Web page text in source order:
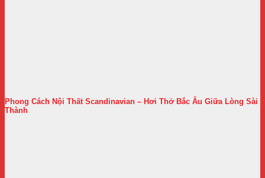
Phong Cách Nội Thất Scandinavian – Hơi Thở Bắc Âu Giữa Lòng Sài
Thành